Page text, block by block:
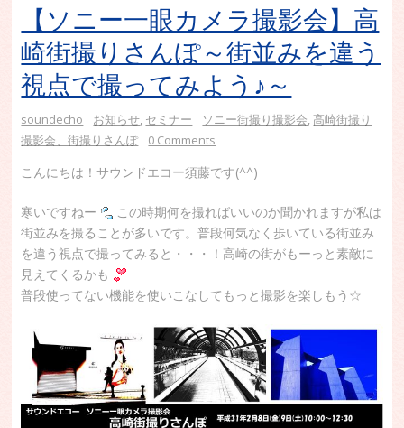
【ソニー一眼カメラ撮影会】高
崎街撮りさんぽ～街並みを違う
視点で撮ってみよう♪～
soundecho お知らせ, セミナー ソニー街撮り撮影会,高崎街撮り
撮影会、街撮りさんぽ
0 Comments
こんにちは！サウンドエコー須藤です(^^)
寒いですねー
この時期何を撮ればいいのか聞かれますが私は
街並みを撮ることが多いです。普段何気なく歩いている街並み
を違う視点で撮ってみると・・・！高崎の街がもーっと素敵に
見えてくるかも
普段使ってない機能を使いこなしてもっと撮影を楽しもう☆